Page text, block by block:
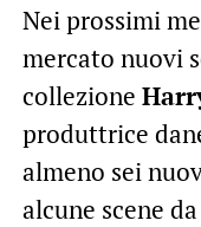
Nei prossimi
mercato nuovi
collezione
produttrice
almeno sei
alcune scene da